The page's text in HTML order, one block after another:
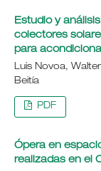
Estudio y
colectores
para
Luis Novoa,
Beitía
PDF
Ópera en
realizadas en el